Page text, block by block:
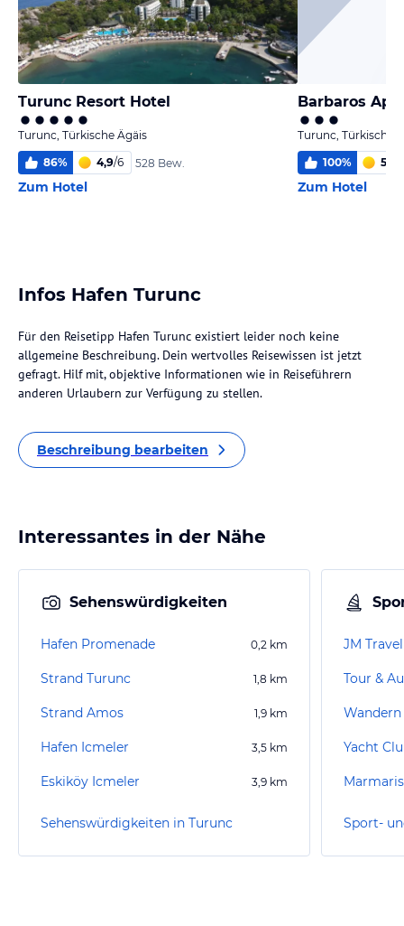
Turunc Resort Hotel
Turunc, Türkische Ägäis
86% 4,9/6 528 Bew.
Zum Hotel
Barbaros
Turunc, Türkische
100% 5,4
Zum Hotel
Infos Hafen Turunc
Für den Reisetipp Hafen Turunc existiert leider noch keine
allgemeine Beschreibung. Dein wertvolles Reisewissen ist jetzt
gefragt. Hilf mit, objektive Informationen wie in Reiseführern
anderen Urlaubern zur Verfügung zu stellen.
Beschreibung bearbeiten
Interessantes in der Nähe
Sehenswürdigkeiten
Hafen Promenade 0,2 km
Strand Turunc 1,8 km
Strand Amos 1,9 km
Hafen Icmeler 3,5 km
Eskiköy Icmeler 3,9 km
Sehenswürdigkeiten in Turunc
JM
Tour &
Yacht
Sport-